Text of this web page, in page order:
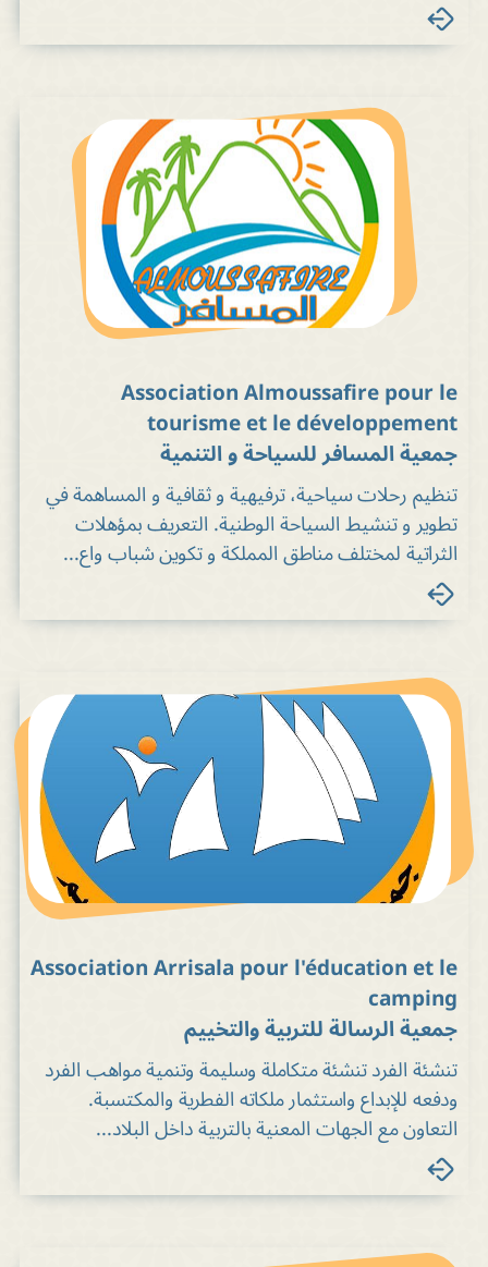
Association Almoussafire pour le
tourisme et le développement
جمعية المسافر للسياحة و التنمية
تنظيم رحلات سياحية، ترفيهية و ثقافية و المساهمة في
تطوير و تنشيط السياحة الوطنية. التعريف بمؤهلات
الثراتية لمختلف مناطق المملكة و تكوين شباب واع...
Association Arrisala pour l'éducation et le
camping
جمعية الرسالة للتربية والتخييم
تنشئة الفرد تنشئة متكاملة وسليمة وتنمية مواهب الفرد
ودفعه للإبداع واستثمار ملكاته الفطرية والمكتسبة.
التعاون مع الجهات المعنية بالتربية داخل البلاد...